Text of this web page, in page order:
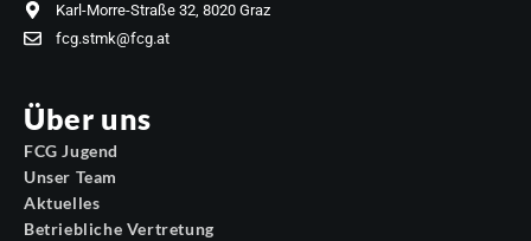
Karl-Morre-Straße 32, 8020 Graz
fcg.stmk@fcg.at
Über uns
FCG Jugend
Unser Team
Aktuelles
Betriebliche Vertretung